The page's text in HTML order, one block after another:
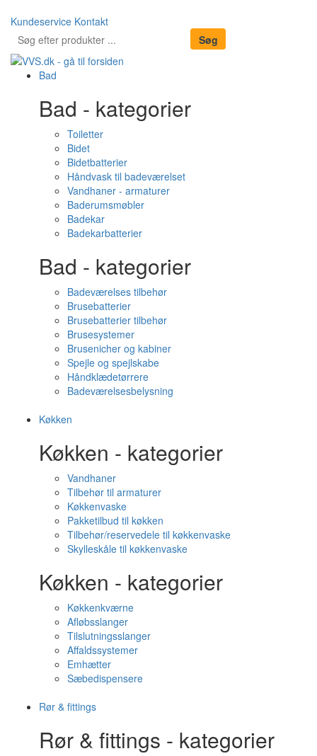
Kundeservice Kontakt
Bad
Bad - kategorier
Toiletter
Bidet
Bidetbatterier
Håndvask til badeværelset
Vandhaner - armaturer
Baderumsmøbler
Badekar
Badekarbatterier
Bad - kategorier
Badeværelses tilbehør
Brusebatterier
Brusebatterier tilbehør
Brusesystemer
Brusenicher og kabiner
Spejle og spejlskabe
Håndklædetørrere
Badeværelsesbelysning
Køkken
Køkken - kategorier
Vandhaner
Tilbehør til armaturer
Køkkenvaske
Pakketilbud til køkken
Tilbehør/reservedele til køkkenvaske
Skylleskåle til køkkenvaske
Køkken - kategorier
Køkkenkværne
Afløbsslanger
Tilslutningsslanger
Affaldssystemer
Emhætter
Sæbedispensere
Rør & fittings
Rør & fittings - kategorier